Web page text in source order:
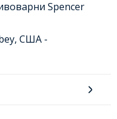
Spencer
США -